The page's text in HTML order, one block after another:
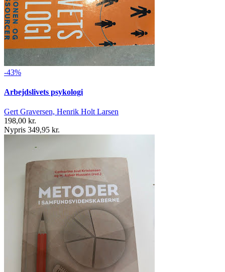
-43%
Arbejdslivets psykologi
Gert Graversen, Henrik Holt Larsen
198,00 kr.
Nypris 349,95 kr.